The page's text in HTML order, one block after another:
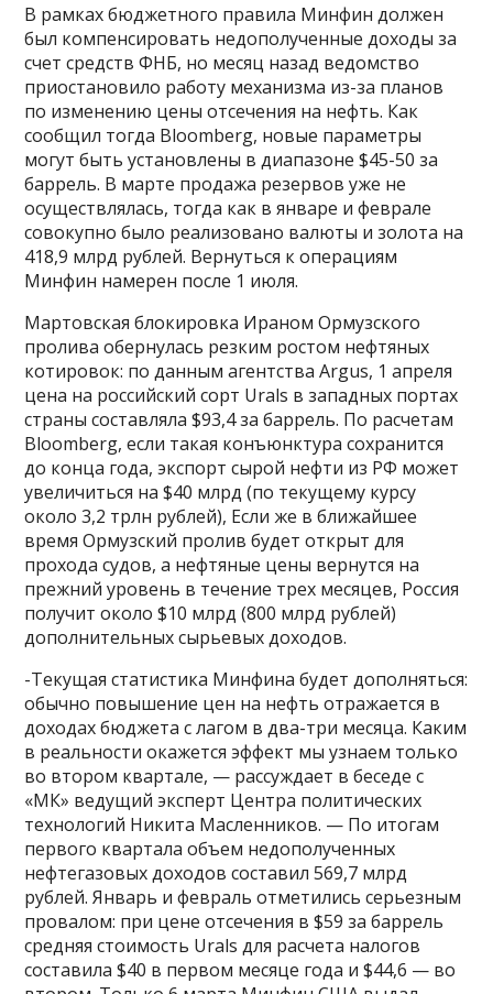
В рамках бюджетного правила Минфин должен
был компенсировать недополученные доходы за
счет средств ФНБ, но месяц назад ведомство
приостановило работу механизма из-за планов
по изменению цены отсечения на нефть. Как
сообщил тогда Bloomberg, новые параметры
могут быть установлены в диапазоне $45-50 за
баррель. В марте продажа резервов уже не
осуществлялась, тогда как в январе и феврале
совокупно было реализовано валюты и золота на
418,9 млрд рублей. Вернуться к операциям
Минфин намерен после 1 июля.
Мартовская блокировка Ираном Ормузского
пролива обернулась резким ростом нефтяных
котировок: по данным агентства Argus, 1 апреля
цена на российский сорт Urals в западных портах
страны составляла $93,4 за баррель. По расчетам
Bloomberg, если такая конъюнктура сохранится
до конца года, экспорт сырой нефти из РФ может
увеличиться на $40 млрд (по текущему курсу
около 3,2 трлн рублей), Если же в ближайшее
время Ормузский пролив будет открыт для
прохода судов, а нефтяные цены вернутся на
прежний уровень в течение трех месяцев, Россия
получит около $10 млрд (800 млрд рублей)
дополнительных сырьевых доходов.
-Текущая статистика Минфина будет дополняться:
обычно повышение цен на нефть отражается в
доходах бюджета с лагом в два-три месяца. Каким
в реальности окажется эффект мы узнаем только
во втором квартале, — рассуждает в беседе с
«МК» ведущий эксперт Центра политических
технологий Никита Масленников. — По итогам
первого квартала объем недополученных
нефтегазовых доходов составил 569,7 млрд
рублей. Январь и февраль отметились серьезным
провалом: при цене отсечения в $59 за баррель
средняя стоимость Urals для расчета налогов
составила $40 в первом месяце года и $44,6 — во